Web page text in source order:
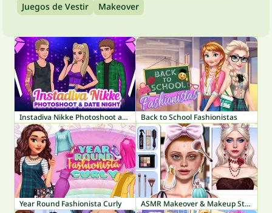
Juegos de Vestir
Makeover
Instadiva Nikke Photoshoot and Date Night Back to School Fashionistas
Year Round Fashionista Curly ASMR Makeover & Makeup Studio